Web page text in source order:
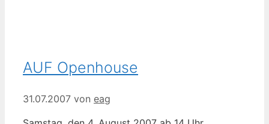
AUF Openhouse
31.07.2007 von eag